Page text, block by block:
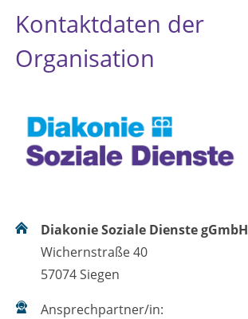
Kontaktdaten der
Organisation
Diakonie Soziale Dienste gGmbH
Wichernstraße 40
57074 Siegen
Ansprechpartner/in: